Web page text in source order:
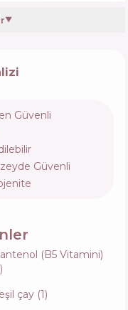
Mud Pack
BHA 3% Deeply
38
▼
Güvenli
Güvenli
(B5 Vitamini)
)
çay (1)